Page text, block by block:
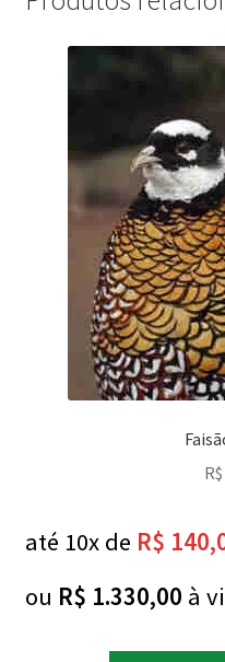
R$
até 10x de R$
ou R$ 1.330,00 à